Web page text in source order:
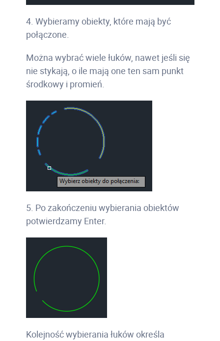
4. Wybieramy obiekty, które mają być
połączone.
Można wybrać wiele łuków, nawet jeśli się
nie stykają, o ile mają one ten sam punkt
środkowy i promień.
5. Po zakończeniu wybierania obiektów
potwierdzamy Enter.
Kolejność wybierania łuków określa